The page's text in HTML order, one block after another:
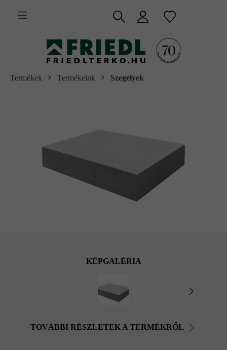
tartalomra
Termékek Termékeink Szegélyek
KÉPGALÉRIA
TOVÁBBI RÉSZLETEK A TERMÉKRŐL